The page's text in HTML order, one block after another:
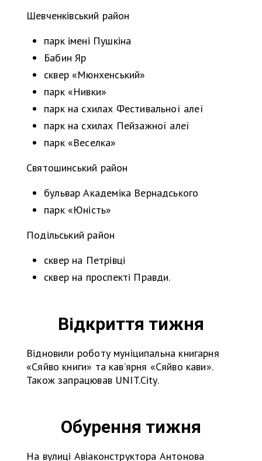
Шевченківський район
парк імені Пушкіна
Бабин Яр
сквер «Мюнхенський»
парк «Нивки»
парк на схилах Фестивальної алеї
парк на схилах Пейзажної алеї
парк «Веселка»
Святошинський район
бульвар Академіка Вернадського
парк «Юність»
Подільський район
сквер на Петрівці
сквер на проспекті Правди.
Відкриття тижня
Відновили роботу муніципальна книгарня
«Сяйво книги» та кав’ярня «Сяйво кави».
Також запрацював UNIT.City.
Обурення тижня
На вулиці Авіаконструктора Антонова